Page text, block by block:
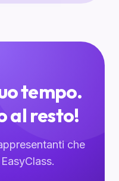
tempo.
al resto!
che